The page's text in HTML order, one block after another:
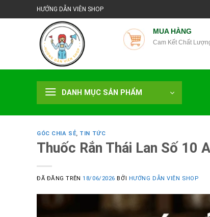
đến
HƯỚNG DẪN VIÊN SHOP
MUA HÀNG
Cam Kết Chất
DANH MỤC SẢN PHẨM
GÓC CHIA SẺ, TIN TỨC
Thuốc Rắn Thái Lan Số 10
ĐÃ ĐĂNG TRÊN18/06/2026 BỞI HƯỚNG DẪN VIÊN SHOP